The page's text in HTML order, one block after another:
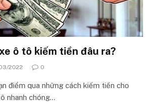
ô tô kiếm tiền đâu ra?
2022 0
điểm qua những cách kiếm tiền cho
nhanh chóng…